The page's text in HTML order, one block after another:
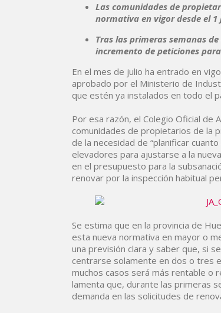
Las comunidades de
normativa en vigor desde el 1
Tras las primeras semanas
incremento de peticiones
En el mes de julio ha entrado en
aprobado por el Ministerio de
que estén ya instalados en todo el
Por esa razón, el Colegio Oficial de
comunidades de propietarios de la
de la necesidad de “planificar
elevadores para ajustarse a la
en el presupuesto para la
renovar por la inspección habitual
Se estima que en la provincia de
esta nueva normativa en mayor o
una previsión clara y saber que, si
centrarse solamente en dos o tres
muchos casos será más rentable o
lamenta que, durante las primeras
demanda en las solicitudes de